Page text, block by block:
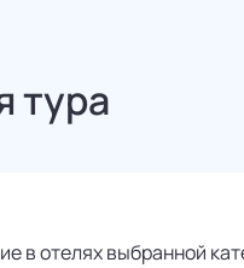
тура
в отелях выбранной